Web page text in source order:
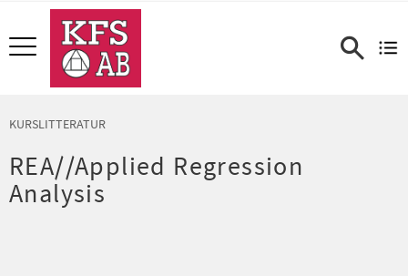
Meny
KURSLITTERATUR
REA//Applied Regression
Analysis